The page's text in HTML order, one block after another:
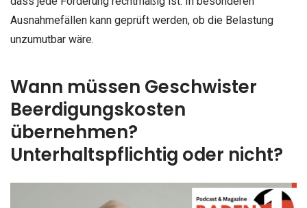
Ausnahmefällen kann geprüft werden, ob die Belastung
unzumutbar wäre.
Wann müssen Geschwister
Beerdigungskosten
übernehmen?
Unterhaltspflichtig oder nicht?